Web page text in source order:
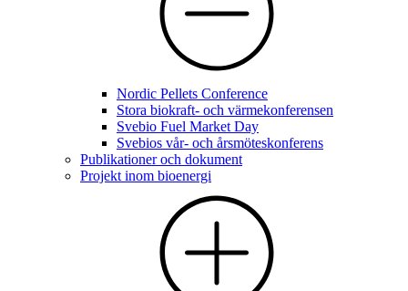
Nordic Pellets Conference
Stora biokraft- och värmekonferensen
Svebio Fuel Market Day
Svebios vår- och årsmöteskonferens
Publikationer och dokument
Projekt inom bioenergi